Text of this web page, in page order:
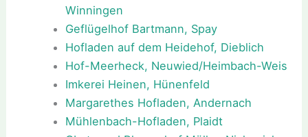
Winningen
Geflügelhof Bartmann, Spay
Hofladen auf dem Heidehof, Dieblich
Hof-Meerheck, Neuwied/Heimbach-Weis
Imkerei Heinen, Hünenfeld
Margarethes Hofladen, Andernach
Mühlenbach-Hofladen, Plaidt